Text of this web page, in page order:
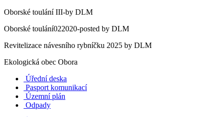
Oborské toulání III-by DLM
Oborské toulání022020-posted by DLM
Revitelizace návesního rybníčku 2025 by DLM
Ekologická obec Obora
Úřední deska
Pasport komunikací
Územní plán
Odpady